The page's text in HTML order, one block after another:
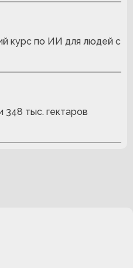
курс по ИИ для людей с
348 тыс. гектаров